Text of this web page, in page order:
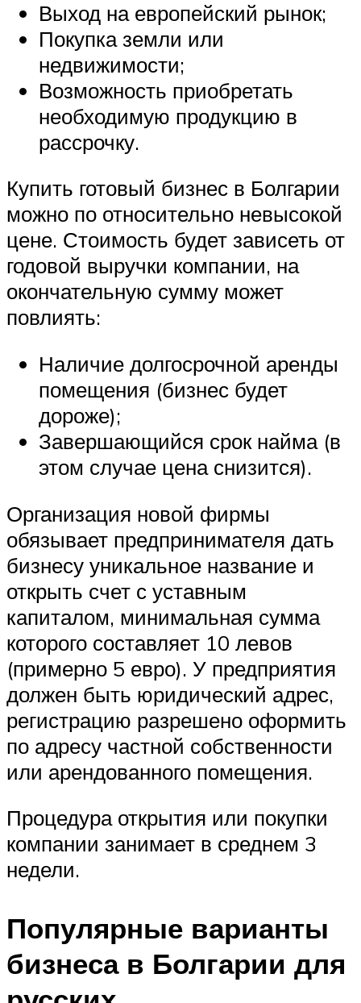
Выход на европейский рынок;
Покупка земли или
недвижимости;
Возможность приобретать
необходимую продукцию в
рассрочку.
Купить готовый бизнес в Болгарии
можно по относительно невысокой
цене. Стоимость будет зависеть от
годовой выручки компании, на
окончательную сумму может
повлиять:
Наличие долгосрочной аренды
помещения (бизнес будет
дороже);
Завершающийся срок найма (в
этом случае цена снизится).
Организация новой фирмы
обязывает предпринимателя дать
бизнесу уникальное название и
открыть счет с уставным
капиталом, минимальная сумма
которого составляет 10 левов
(примерно 5 евро). У предприятия
должен быть юридический адрес,
регистрацию разрешено оформить
по адресу частной собственности
или арендованного помещения.
Процедура открытия или покупки
компании занимает в среднем 3
недели.
Популярные варианты
бизнеса в Болгарии для